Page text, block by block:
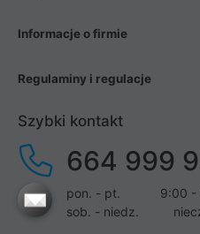
Informacje o firmie
Regulaminy i regulacje
Szybki kontakt
664 999
pon. - pt.
9:00 -
sob. - niedz.